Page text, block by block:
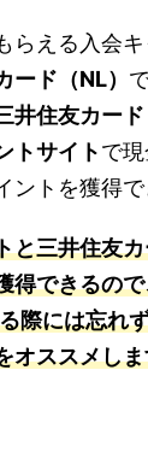
える入会キ
ード（NL）
井住友カード
トサイトで
ントを獲得で
と三井住友
得できるの
際には忘れ
オススメし